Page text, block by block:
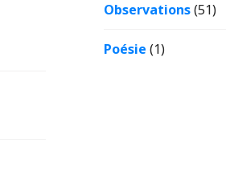
Observations(51)
Poésie (1)